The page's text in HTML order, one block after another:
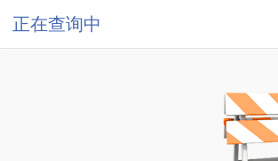
正在查询中